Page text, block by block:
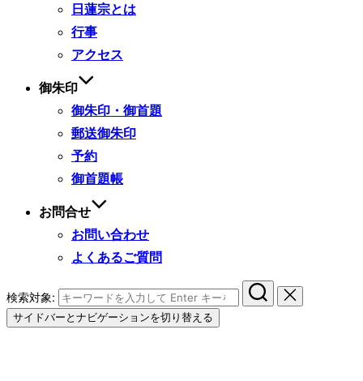
日蓮宗とは
行事
アクセス
御朱印
御朱印・御首題
郵送御朱印
予約
御首題帳
お問合せ
お問い合わせ
よくあるご質問
検索対象:
サイドバーとナビゲーションを切り替える